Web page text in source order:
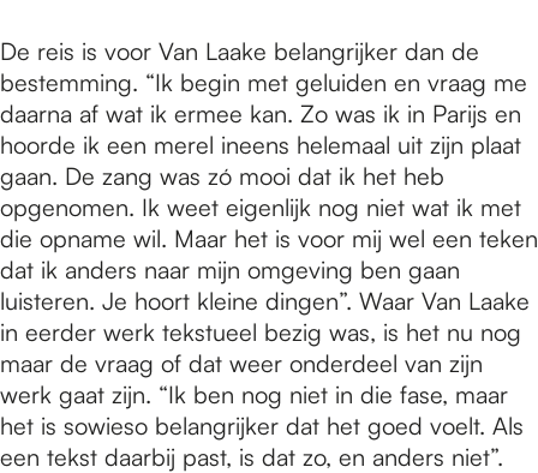
De reis is voor Van Laake belangrijker dan de
bestemming. “Ik begin met geluiden en vraag me
daarna af wat ik ermee kan. Zo was ik in Parijs en
hoorde ik een merel ineens helemaal uit zijn plaat
gaan. De zang was zó mooi dat ik het heb
opgenomen. Ik weet eigenlijk nog niet wat ik met
die opname wil. Maar het is voor mij wel een teken
dat ik anders naar mijn omgeving ben gaan
luisteren. Je hoort kleine dingen”. Waar Van Laake
in eerder werk tekstueel bezig was, is het nu nog
maar de vraag of dat weer onderdeel van zijn
werk gaat zijn. “Ik ben nog niet in die fase, maar
het is sowieso belangrijker dat het goed voelt. Als
een tekst daarbij past, is dat zo, en anders niet”.